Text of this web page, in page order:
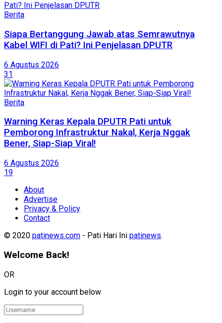
Berita
Siapa Bertanggung Jawab atas Semrawutnya
Kabel WIFI di Pati? Ini Penjelasan DPUTR
6 Agustus 2026
31
Berita
Warning Keras Kepala DPUTR Pati untuk
Pemborong Infrastruktur Nakal, Kerja Nggak
Bener, Siap-Siap Viral!
6 Agustus 2026
19
About
Advertise
Privacy & Policy
Contact
© 2020 patinews.com - Pati Hari Ini patinews.
Welcome Back!
OR
Login to your account below